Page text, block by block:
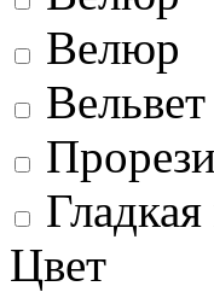
Велюр
Вельвет
Цвет